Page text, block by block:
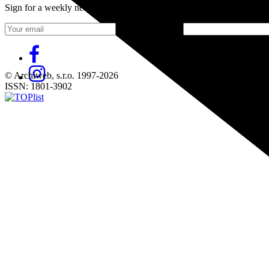
Sign for a weekly newsletter:
© Archiweb, s.r.o. 1997-2026
ISSN: 1801-3902